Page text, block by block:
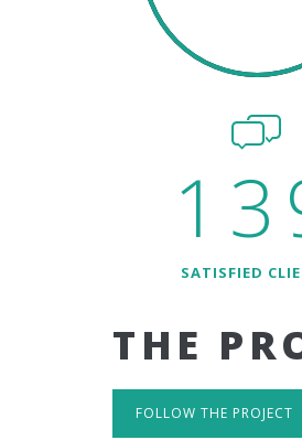
SATISFIED
THE
FOLLOW THE PROJECT